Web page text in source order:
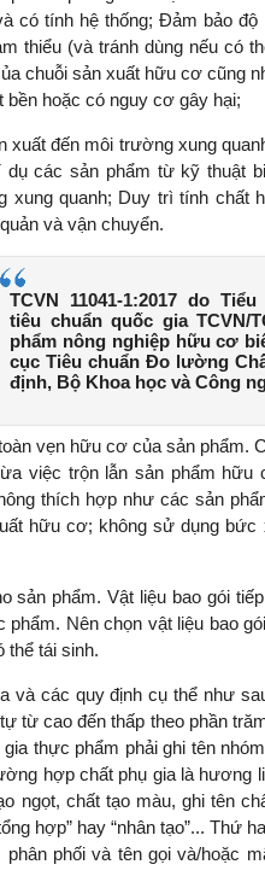
có tính hệ thống; Đảm bảo độ
thiểu (và tránh dùng nếu có
chuỗi sản xuất hữu cơ cũng
hoặc có nguy cơ gây hại;
đến môi trường xung
các sản phẩm từ kỹ thuật
xung quanh; Duy trì tính chất
và vận chuyển.
TCVN 11041-1:2017 do
tiêu chuẩn quốc gia TCVN/
phẩm nông nghiệp hữu cơ
cục Tiêu chuẩn Đo lường
định, Bộ Khoa học và Công
vẹn hữu cơ của sản phẩm.
việc trộn lẫn sản phẩm hữu
thích hợp như các sản
hữu cơ; không sử dụng bức
sản phẩm. Vật liệu bao gói
Nên chọn vật liệu bao
thể tái sinh.
và các quy định cụ thể như
từ cao đến thấp theo phần
thực phẩm phải ghi tên
hợp chất phụ gia là hương
ngọt, chất tạo màu, ghi tên
hợp” hay “nhân tạo”... Thứ
phối và tên gọi và/hoặc
làm
thực tế
tăng
tạo,
Việc sử
sách tài
nghĩa hỗ
đóng vai
tăng